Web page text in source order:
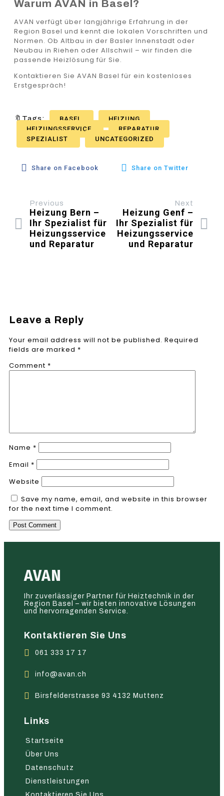
Warum AVAN in Basel?
AVAN verfügt über langjährige Erfahrung in der
Region Basel und kennt die lokalen Vorschriften und
Normen. Ob Altbau in der Basler Innenstadt oder
Neubau in Riehen oder Allschwil – wir finden die
passende Heizlösung für Sie.
Kontaktieren Sie AVAN Basel für ein kostenloses
Erstgespräch!
🔖Tags: BASEL
HEIZUNG
HEIZUNGSSERVICE
REPARATUR
SPEZIALIST
UNCATEGORIZED
Share on Facebook Share on Twitter
Previous
Heizung Bern –
Ihr Spezialist für
Heizungsservice
und Reparatur
Next
Heizung Genf –
Ihr Spezialist für
Heizungsservice
und Reparatur
Leave a Reply
Your email address will not be published. Required
fields are marked *
Comment *
Name *
Email *
Website
Save my name, email, and website in this browser
for the next time I comment.
AVAN
Ihr zuverlässiger Partner für Heiztechnik in der
Region Basel – wir bieten innovative Lösungen
und hervorragenden Service.
Kontaktieren Sie Uns
061 333 17 17
info@avan.ch
Birsfelderstrasse 93 4132 Muttenz
Links
Startseite
Über Uns
Datenschutz
Dienstleistungen